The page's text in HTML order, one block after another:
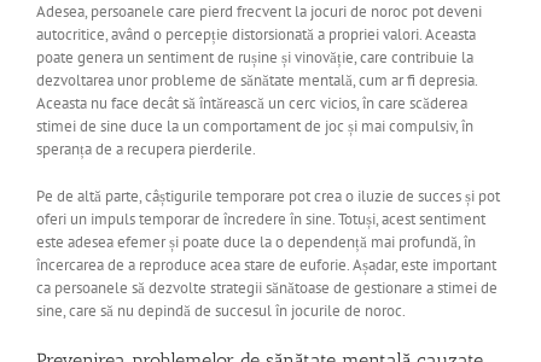
Adesea, persoanele care pierd frecvent la jocuri de noroc pot deveni
autocritice, având o percepție distorsionată a propriei valori. Aceasta
poate genera un sentiment de rușine și vinovăție, care contribuie la
dezvoltarea unor probleme de sănătate mentală, cum ar fi depresia.
Aceasta nu face decât să întărească un cerc vicios, în care scăderea
stimei de sine duce la un comportament de joc și mai compulsiv, în
speranța de a recupera pierderile.
Pe de altă parte, câștigurile temporare pot crea o iluzie de succes și pot
oferi un impuls temporar de încredere în sine. Totuși, acest sentiment
este adesea efemer și poate duce la o dependență mai profundă, în
încercarea de a reproduce acea stare de euforie. Așadar, este important
ca persoanele să dezvolte strategii sănătoase de gestionare a stimei de
sine, care să nu depindă de succesul în jocurile de noroc.